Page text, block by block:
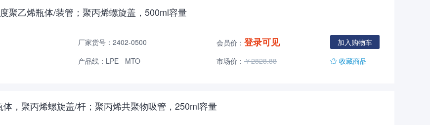
聚乙烯瓶体/装管；聚丙烯螺旋盖，500ml容量
厂家货号：2402-0500
产品线：LPE - MTO
会员价： 登录可见
市场价： ￥2828.88
加入购物车
收藏商品
，聚丙烯螺旋盖/杆；聚丙烯共聚物吸管，250ml容量